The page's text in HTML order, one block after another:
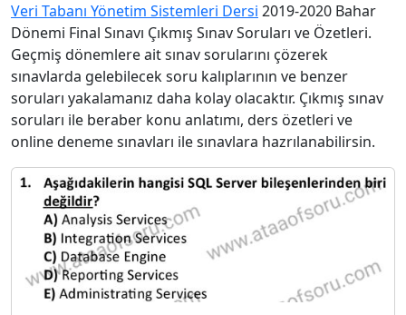
Veri Tabanı Yönetim Sistemleri Dersi 2019-2020 Bahar
Dönemi Final Sınavı Çıkmış Sınav Soruları ve Özetleri.
Geçmiş dönemlere ait sınav sorularını çözerek
sınavlarda gelebilecek soru kalıplarının ve benzer
soruları yakalamanız daha kolay olacaktır. Çıkmış sınav
soruları ile beraber konu anlatımı, ders özetleri ve
online deneme sınavları ile sınavlara hazrılanabilirsin.